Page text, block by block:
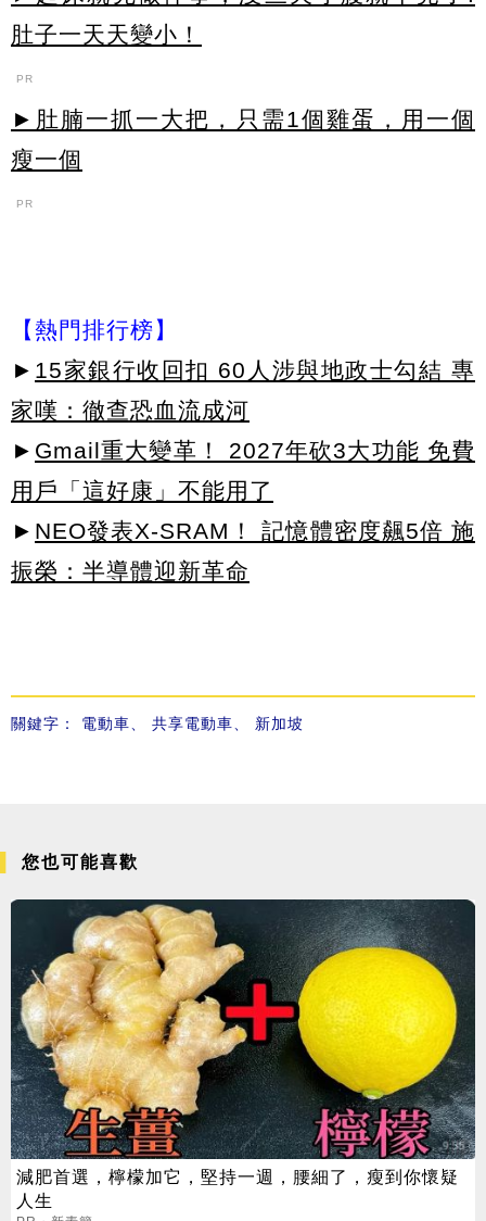
肚子一天天變小！
PR
►肚腩一抓一大把，只需1個雞蛋，用一個
瘦一個
PR
【熱門排行榜】
► 15家銀行收回扣 60人涉與地政士勾結 專
家嘆：徹查恐血流成河
► Gmail重大變革！ 2027年砍3大功能 免費
用戶「這好康」不能用了
► NEO發表X-SRAM！ 記憶體密度飆5倍 施
振榮：半導體迎新革命
關鍵字： 電動車 共享電動車 新加坡
您也可能喜歡
減肥首選，檸檬加它，堅持一週，腰細了，瘦到你懷疑
人生